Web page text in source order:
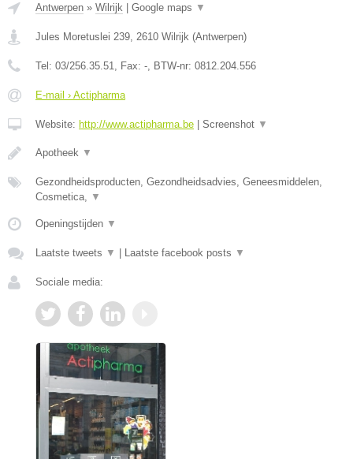
Antwerpen » Wilrijk Google maps ▼
Jules Moretuslei 239, 2610 Wilrijk (Antwerpen)
Tel: 03/256.35.51, Fax: -, BTW-nr: 0812.204.556
E-mail › Actipharma
Website: http://www.actipharma.be Screenshot ▼
Apotheek ▼
Gezondheidsproducten, Gezondheidsadvies, Geneesmiddelen,
Cosmetica, ▼
Openingstijden ▼
Laatste tweets ▼ Laatste facebook posts ▼
Sociale media: